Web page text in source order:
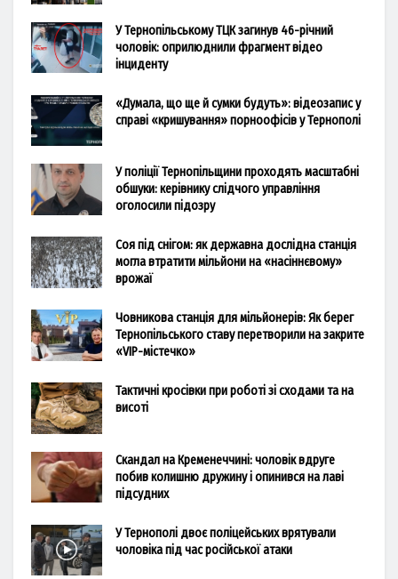
У Тернопільському ТЦК загинув 46-річний
чоловік: оприлюднили фрагмент відео
інциденту
«Думала, що ще й сумки будуть»: відеозапис у
справі «кришування» порноофісів у Тернополі
У поліції Тернопільщини проходять масштабні
обшуки: керівнику слідчого управління
оголосили підозру
Соя під снігом: як державна дослідна станція
могла втратити мільйони на «насіннєвому»
врожаї
Човникова станція для мільйонерів: Як берег
Тернопільського ставу перетворили на закрите
«VIP-містечко»
Тактичні кросівки при роботі зі сходами та на
висоті
Скандал на Кременеччині: чоловік вдруге
побив колишню дружину і опинився на лаві
підсудних
У Тернополі двоє поліцейських врятували
чоловіка під час російської атаки